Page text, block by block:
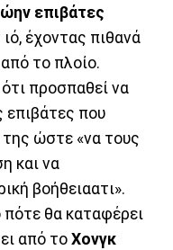
επιβάτες
έχοντας πιθανά
το πλοίο.
προσπαθεί να
επιβάτες που
ώστε «να τους
και να
βοήθειαατι».
πότε θα καταφέρει
από το Χονγκ